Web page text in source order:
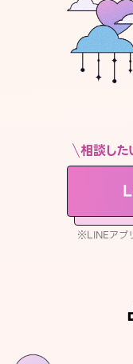
相談し
※LINEアプ